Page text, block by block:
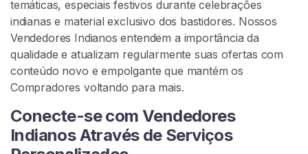
temáticas, especiais festivos durante celebrações
indianas e material exclusivo dos bastidores. Nossos
Vendedores Indianos entendem a importância da
qualidade e atualizam regularmente suas ofertas com
conteúdo novo e empolgante que mantém os
Compradores voltando para mais.
Conecte-se com Vendedores
Indianos Através de Serviços
n
t
r
o
l
e
P
H